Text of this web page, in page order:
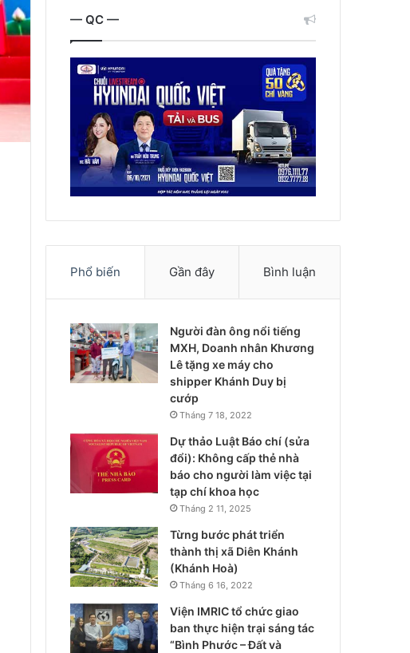
— QC —
Phổ biến Gần đây Bình luận
Người đàn ông nổi tiếng
MXH, Doanh nhân Khương
Lê tặng xe máy cho
shipper Khánh Duy bị
cướp
Tháng 7 18, 2022
Dự thảo Luật Báo chí (sửa
đổi): Không cấp thẻ nhà
báo cho người làm việc tại
tạp chí khoa học
Tháng 2 11, 2025
Từng bước phát triển
thành thị xã Diên Khánh
(Khánh Hoà)
Tháng 6 16, 2022
Viện IMRIC tổ chức giao
ban thực hiện trại sáng tác
“Bình Phước – Đất và